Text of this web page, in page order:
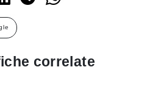
correlate